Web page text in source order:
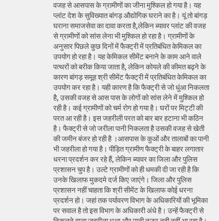
वजह से आसपास के ग्रामीणों का जीना मुश्किल हो गया है। यह
प्लांट देश के सुविख्यात बांगड़ औद्योगिक घराने का है। यूं तो बांगड़
घराना समाजसेवा का दावा करता है,लेकिन ब्यावर प्लांट की वजह
से ग्रामीणों को सांस लेना भी मुश्किल हो रहा है। ग्रामीणों के
अनुसार पिछले कुछ दिनों में फैक्ट्री में प्रतिबंधित केमिकल का
उपयोग हो रहा है। यह केमिकल सीमेंट बनाने के काम आने वाले
पत्थरों को बरीक किया जाता है, लेकिन कोयले की कीमत बढ़ने के
कारण बांगड़ समूह श्री सीमेंट फैक्ट्री में प्रतिबंधित केमिकल का
उपयोग कर रहा है। यही कारण है कि फैक्ट्री से जो धुंआ निकलता
है, उसकी वजह से आस पास के लोगों को सांस लेने में मुश्किल हो
रही है। कई ग्रामीणों को चर्म रोग हो गया है। घरों पर मिट्टी की
परत आ रही है। इस जहरीली परत को बार बार हटाना भी कठिन
है। फैक्ट्री से जो जरीला पानी निकलता है उसकी वजह से खेती
की जमीन बंजर हो रही है ।आसपास के कुओं और तालाबों का पानी
भी जहरीला हो गया है। पीड़ित ग्रामीण फैक्ट्री के बाहर लगातार
धरना प्रदर्शन कर रहे हैं, लेकिन ब्यावर का जिला और पुलिस
प्रशासन चुप है। उल्टे ग्रामीणों को ही धमकी दी जा रही है कि
उनके खिलाफ मुकदमे दर्ज किए जाएंगे। जिला और पुलिस
प्रशासन नहीं चाहता कि श्री सीमेंट के खिलाफ कोई धरना
प्रदर्शन हो। जहां तक पर्यावरण विभाग के अधिकारियों की भूमिका
पर सवाल है तो इस विभाग के अधिकारी अंधे है। उन्हें फैक्ट्री से